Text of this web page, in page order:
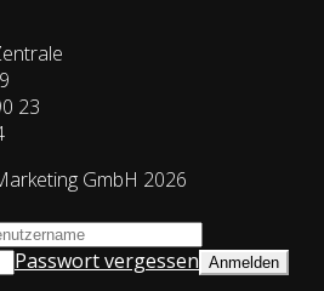
23
GmbH 2026
Passwort vergessen